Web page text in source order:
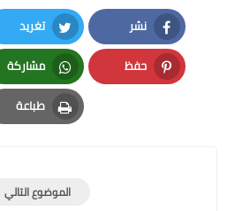
نشر
Facebook
تغريد
Twitter
حفظ
Pinterest
مشاركة
Whatsapp
طباعة
Print
الموضوع التالي